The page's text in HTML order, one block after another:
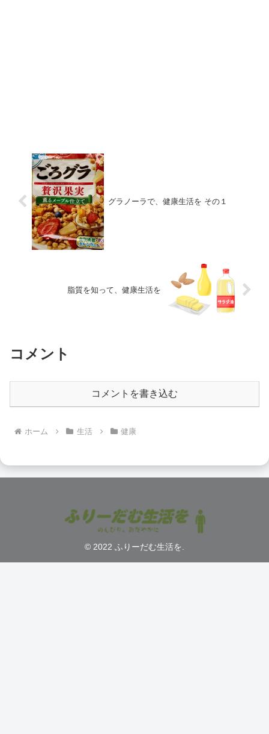
グラノーラで、健康生活を その１
脂質を知って、健康生活を
コメント
コメントを書き込む
ホーム 生活 健康
© 2022 ふりーだむ生活を.